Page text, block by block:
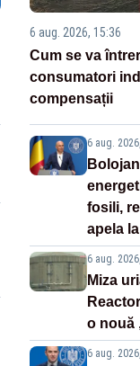
6 aug. 2026, 15:36
Cum se va
consumatori
compensații
6 aug.
fosili,
apela
6 aug.
Miza
o nouă
6 aug.